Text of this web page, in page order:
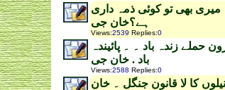
میری بھی تو کوئی ذمہ داری
ہے؟خان جی
Views:2539 Replies:0
حملے زندہ باد ۔ ۔ پائیندہ
باد . خان جی
Views:2588 Replies:0
کا لا قانون جنگل ۔ خان